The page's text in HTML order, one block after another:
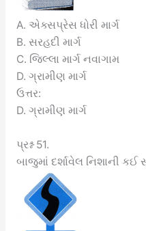
A. એક્સપ્રેસ ધોરી માર્ગ
B. સરહદી માર્ગ
C. જિલ્લા માર્ગ નવાગામ
D. ગ્રામીણ માર્ગ
ઉત્તર:
D. ગ્રામીણ માર્ગ
પ્રશ્ન 51.
બાજુમાં દર્શાવેલ નિશાની